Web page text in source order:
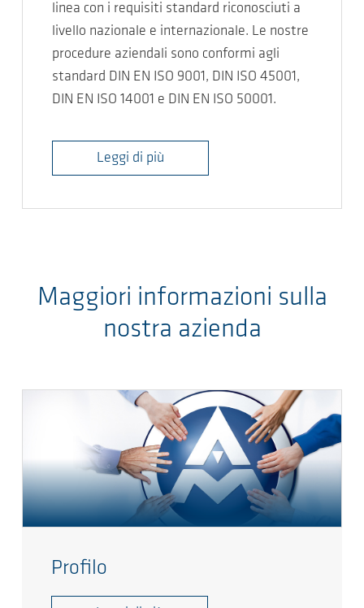
linea con i requisiti standard riconosciuti a
livello nazionale e internazionale. Le nostre
procedure aziendali sono conformi agli
standard DIN EN ISO 9001, DIN ISO 45001,
DIN EN ISO 14001 e DIN EN ISO 50001.
Leggi di più
Maggiori informazioni sulla
nostra azienda
Profilo